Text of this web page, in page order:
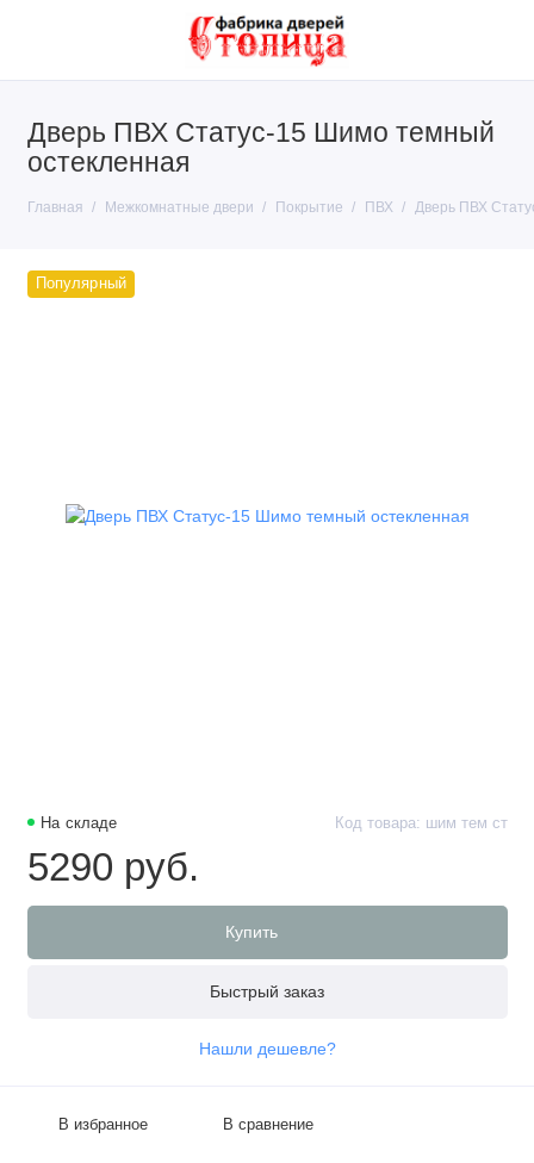
Дверь ПВХ Статус-15 Шимо темный
остекленная
Главная Межкомнатные двери Покрытие ПВХ Дверь ПВХ
Покрытие
Популярный
На складе Код товара: шим тем ст
5290 руб.
Купить
Быстрый заказ
Нашли дешевле?
В избранное В сравнение